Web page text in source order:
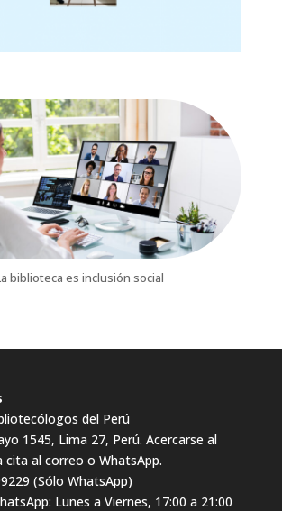
biblioteca es inclusión social
del Perú
1545, Lima 27, Perú. Acercarse al
cita al correo o WhatsApp.
(Sólo WhatsApp)
Lunes a Viernes, 17:00 a 21:00